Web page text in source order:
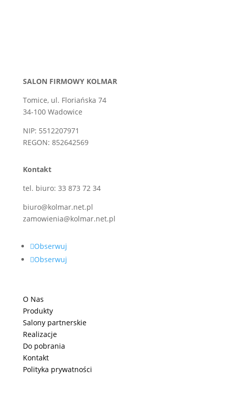
SALON FIRMOWY KOLMAR
Tomice, ul. Floriańska 74
34-100 Wadowice
NIP: 5512207971
REGON: 852642569
Kontakt
tel. biuro: 33 873 72 34
biuro@kolmar.net.pl
zamowienia@kolmar.net.pl
Obserwuj
Obserwuj
O Nas
Produkty
Salony partnerskie
Realizacje
Do pobrania
Kontakt
Polityka prywatności